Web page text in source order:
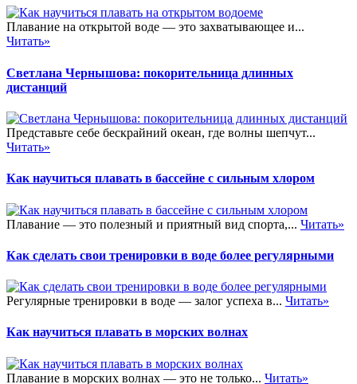
Плавание на открытой воде — это захватывающее и...
Читать»
Светлана Чернышова: покорительница длинных
дистанций
Представьте себе бескрайний океан, где волны шепчут...
Читать»
Как научиться плавать в бассейне с сильным хлором
Плавание — это полезный и приятный вид спорта,... Читать»
Как сделать свои тренировки в воде более регулярными
Регулярные тренировки в воде — залог успеха в... Читать»
Как научиться плавать в морских волнах
Плавание в морских волнах — это не только... Читать»